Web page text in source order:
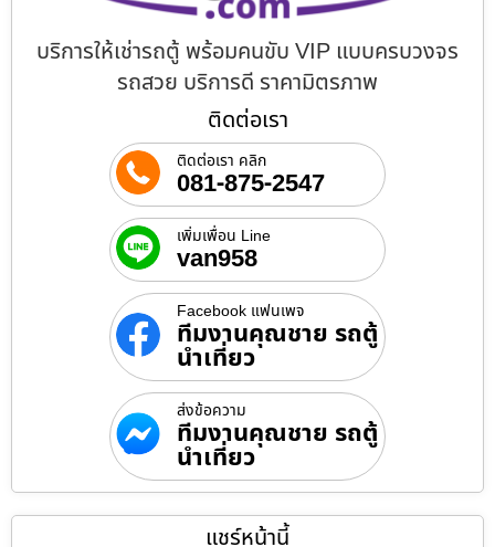
บริการให้เช่ารถตู้ พร้อมคนขับ VIP แบบครบวงจร
รถสวย บริการดี ราคามิตรภาพ
ติดต่อเรา
ติดต่อเรา คลิก
081-875-2547
เพิ่มเพื่อน Line
van958
Facebook แฟนเพจ
ทีมงานคุณชาย รถตู้
นำเที่ยว
ส่งข้อความ
ทีมงานคุณชาย รถตู้
นำเที่ยว
แชร์หน้านี้